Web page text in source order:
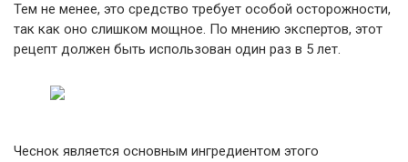
Тем не менее, это средство требует особой осторожности,
так как оно слишком мощное. По мнению экспертов, этот
рецепт должен быть использован один раз в 5 лет.
Чеснок является основным ингредиентом этого